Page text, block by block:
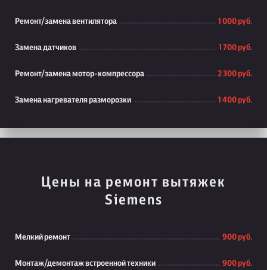
Ремонт/замена вентилятора 1 000 руб.
Замена датчиков 1 700 руб.
Ремонт/замена мотор-компрессора 2 300 руб.
Замена нагревателя разморозки 1 400 руб.
Цены на ремонт вытяжек
Siemens
Мелкий ремонт 900 руб.
Монтаж/демонтаж встроенной техники 900 руб.